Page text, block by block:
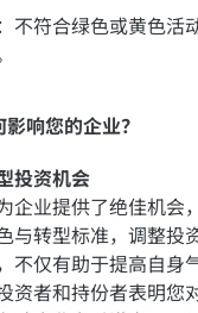
不符合绿色或黄色活
响您的企业？
投资机会
企业提供了绝佳机会
与转型标准，调整投
不仅有助于提高自身
资者和持份者表明您